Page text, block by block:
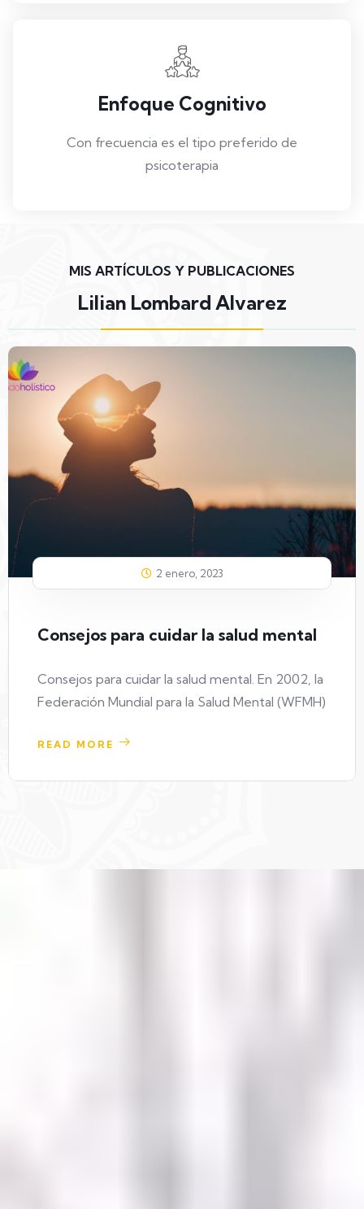
Enfoque Cognitivo
Con frecuencia es el tipo preferido de
psicoterapia
MIS ARTÍCULOS Y PUBLICACIONES
Lilian Lombard Alvarez
2 enero, 2023
Consejos para cuidar la salud mental
Consejos para cuidar la salud mental. En 2002, la
Federación Mundial para la Salud Mental (WFMH)
READ MORE